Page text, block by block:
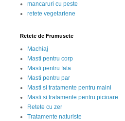
mancaruri cu peste
retete vegetariene
Retete de Frumusete
Machiaj
Masti pentru corp
Masti pentru fata
Masti pentru par
Masti si tratamente pentru maini
Masti si tratamente pentru picioare
Retete cu zer
Tratamente naturiste